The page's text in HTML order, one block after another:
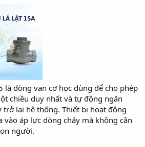
là dòng van cơ học dùng để cho phép
chiều duy nhất và tự động ngăn
trở lại hệ thống. Thiết bị hoạt động
áp lực dòng chảy mà không cần
người.